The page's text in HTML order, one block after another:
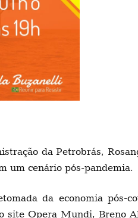
da Petrobrás,
um cenário pós-pandemia.
da economia pós-
site Opera Mundi, Breno